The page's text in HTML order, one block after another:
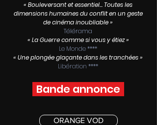
« Bouleversant et essentiel... Toutes les
dimensions humaines du conflit en un geste
de cinéma inoubliable »
Télérama
« La Guerre comme si vous y étiez »
Le Monde ****
« Une plongée glaçante dans les tranchées »
Libération ****
Bande annonce
ORANGE VOD